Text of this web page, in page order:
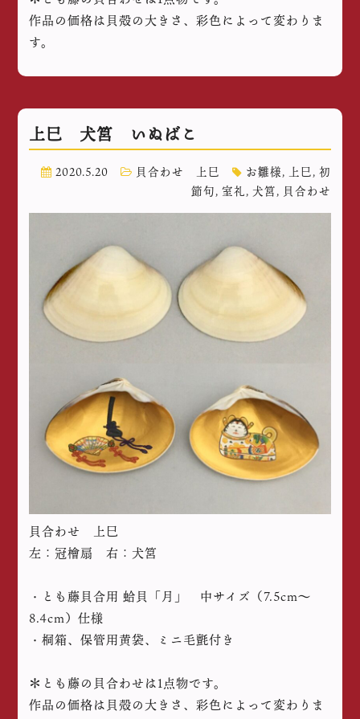
作品の価格は貝殻の大きさ、彩色によって変わりま
す。
上巳 犬筥 いぬばこ
2020.5.20 貝合わせ 上巳 お雛様, 上巳, 初
節句, 室礼, 犬筥, 貝合わせ
貝合わせ 上巳
左：冠檜扇 右：犬筥
・とも藤貝合用 蛤貝「月」 中サイズ（7.5cm〜
8.4cm）仕様
・桐箱、保管用黄袋、ミニ毛氈付き
＊とも藤の貝合わせは1点物です。
作品の価格は貝殻の大きさ、彩色によって変わりま